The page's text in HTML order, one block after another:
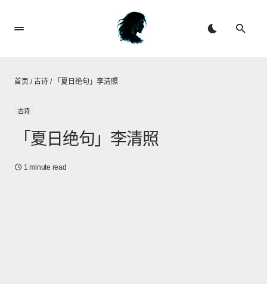
首页 /古诗 / 「夏日绝句」李清照
古诗
「夏日绝句」李清照
1 minute read